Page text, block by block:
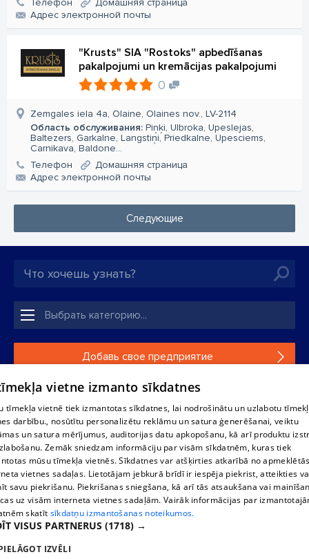
Aдрес электронной почты
"Krusts" SIA "Rostoks" apbedīšanas
pakalpojumi un kremācijas pakalpojumi
0
Zemgales iela 4a, Olaine, Olaines nov., LV-2114
Область обслуживания: Piņķi, Ulbroka, Upeslejas,
Baltezers, Garkalne, Langstiņi, Priedkalne, Upesciems,
Carnikava, Baldone...
Телефон
Домашняя страница
Aдрес электронной почты
Следующие
Добавь свое предприятие
Если твоего предприятия нет в нашей базе данных,
Полное или частичное распространение или копирование
информации из баз данных 1188 в любой форме строго
запрещено. Также запрещается автоматическое
скачивание информации. Перепубликация любого
материала, опубликованного на сайте 1188 , возможна
только с согласия редакции сайта 1188.
Служба помощи портала: э-почта -
vietne izmanto sīkdatnes
tīmekļa vietnē tiek izmantotas sīkdatnes, lai nodrošinātu un uzlabotu
darbību., nosūtītu personalizētu reklāmu un satura ģenerēšanai, veiktu
un satura mērījumus, auditorijas datu apkopošanu, kā arī produktu
Zemāk sniedzam informāciju par visām sīkdatnēm, kuras tiek
mūsu tīmekļa vietnēs. Sīkdatnes var atšķirties atkarībā no
vietnes sadaļas. Lietotājam jebkurā brīdī ir iespēja piekrist, atteikties
savu piekrišanu. Piekrišanas sniegšana, kā arī tās atsaukšana vai
uz visām interneta vietnes sadaļām. Vairāk informācijas par
skatīt sīkdatņu izmantošanas noteikumos.
VISUS PARTNERUS (1718) →
IZVĒLI